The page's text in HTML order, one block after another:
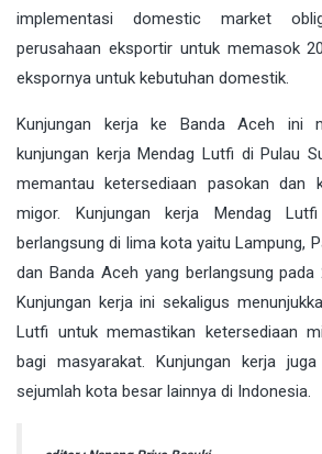
implementasi domestic market
perusahaan eksportir untuk memasok
ekspornya untuk kebutuhan domestik.
Kunjungan kerja ke Banda Aceh ini
kunjungan kerja Mendag Lutfi di Pulau
memantau ketersediaan pasokan dan
migor. Kunjungan kerja Mendag
berlangsung di lima kota yaitu Lampung,
dan Banda Aceh yang berlangsung pada
Kunjungan kerja ini sekaligus
Lutfi untuk memastikan ketersediaan
bagi masyarakat. Kunjungan kerja
sejumlah kota besar lainnya di Indonesia.